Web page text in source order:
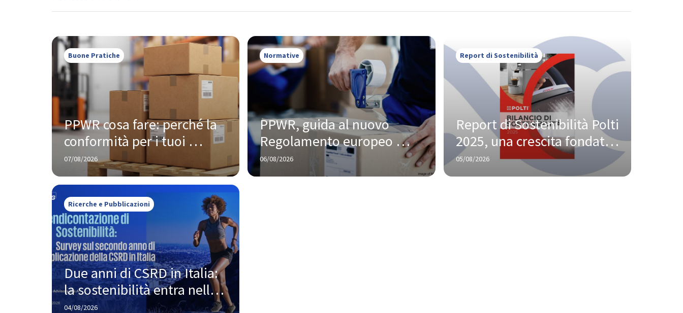
Buone Pratiche
PPWR cosa fare: perché la
conformità per i tuoi
prodotti oggi te la chiede
Amazon, non Bruxelles
07/08/2026
Normative
PPWR, guida al nuovo
Regolamento europeo
sugli imballaggi
06/08/2026
Report di Sostenibilità
Report di Sostenibilità Polti
2025, una crescita fondata
su innovazione e
responsabilità
05/08/2026
Ricerche e Pubblicazioni
Due anni di CSRD in Italia:
la sostenibilità entra nella
strategia, ma la strada
04/08/2026